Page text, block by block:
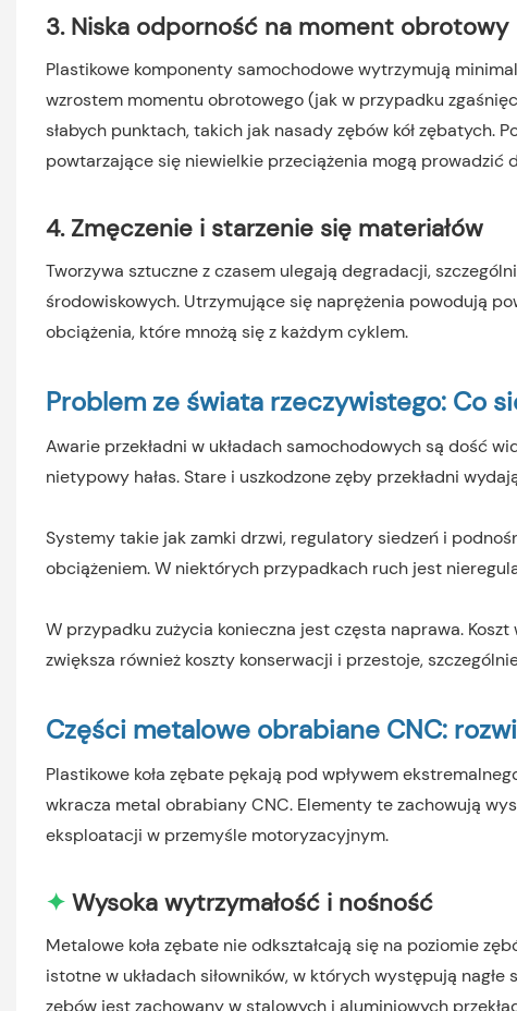
3. Niska odporność na moment obrotowy
Plastikowe komponenty samochodowe wytrzymują
wzrostem momentu obrotowego (jak w przypadku
słabych punktach, takich jak nasady zębów kół zębatych.
powtarzające się niewielkie przeciążenia mogą prowadzić
4. Zmęczenie i starzenie się materiałów
Tworzywa sztuczne z czasem ulegają degradacji,
środowiskowych. Utrzymujące się naprężenia powodują
obciążenia, które mnożą się z każdym cyklem.
Problem ze świata rzeczywistego: Co
Awarie przekładni w układach samochodowych są dość
nietypowy hałas. Stare i uszkodzone zęby przekładni
Systemy takie jak zamki drzwi, regulatory siedzeń i
obciążeniem. W niektórych przypadkach ruch jest
W przypadku zużycia konieczna jest częsta naprawa.
zwiększa również koszty konserwacji i przestoje,
Części metalowe obrabiane CNC:
Plastikowe koła zębate pękają pod wpływem
wkracza metal obrabiany CNC. Elementy te zachowują
eksploatacji w przemyśle motoryzacyjnym.
✦ Wysoka wytrzymałość i nośność
Metalowe koła zębate nie odkształcają się na poziomie
istotne w układach siłowników, w których występują
zębów jest zachowany w stalowych i aluminiowych